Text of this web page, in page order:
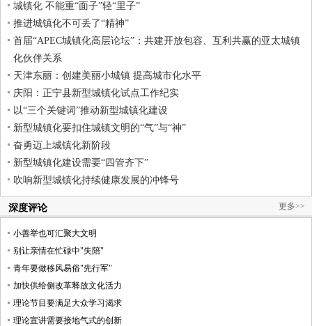
城镇化 不能重“面子”轻“里子”
推进城镇化不可丢了“精神”
首届“APEC城镇化高层论坛”：共建开放包容、互利共赢的亚太城镇
化伙伴关系
天津东丽：创建美丽小城镇 提高城市化水平
庆阳：正宁县新型城镇化试点工作纪实
以“三个关键词”推动新型城镇化建设
新型城镇化要扣住城镇文明的“气”与“神”
奋勇迈上城镇化新阶段
新型城镇化建设需要“四管齐下”
吹响新型城镇化持续健康发展的冲锋号